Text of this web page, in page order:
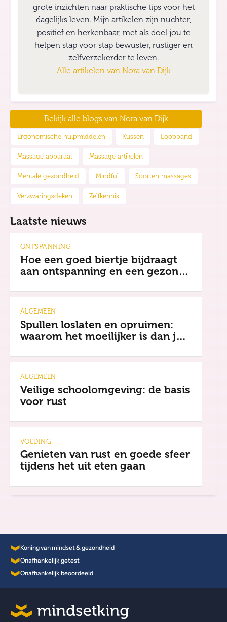
grote inzichten naar praktische tips voor het
dagelijks leven. Mijn artikelen zijn nuchter,
positief en herkenbaar, met als doel jou te
helpen stap voor stap bewuster, rustiger en
zelfverzekerder te leven.
Alle artikelen van Nora van Dijk
Bekijk alle blogs van Nora van Dijk
Ergonomische hulpmiddelen Kussen Loopband
Massage apparaat Massage artikelen
Mentale gezondheid Mindful Soorten massages
Verzwaringsdeken Zelfkennis
Laatste nieuws
ONTSPANNING
Hoe een goed biertje bijdraagt
aan ontspanning en een gezonde
ALGEMEEN
Spullen loslaten en opruimen:
waarom het moeilijker is dan je
ALGEMEEN
Veilige schoolomgeving: de basis
voor rust
VOEDING
Genieten van rust en goede sfeer
tijdens het uit eten gaan
Koning van mindset & gezondheid
Onafhankelijk getest
Onafhankelijk beoordeeld